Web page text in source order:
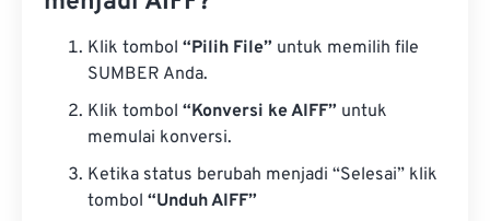
Klik tombol “Pilih File” untuk memilih file
SUMBER Anda.
Klik tombol “Konversi ke AIFF” untuk
memulai konversi.
Ketika status berubah menjadi “Selesai” klik
tombol “Unduh AIFF”